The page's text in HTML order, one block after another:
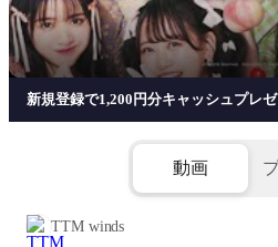
新規登録で1,200円分キャッシュプレ
動画
TTM winds